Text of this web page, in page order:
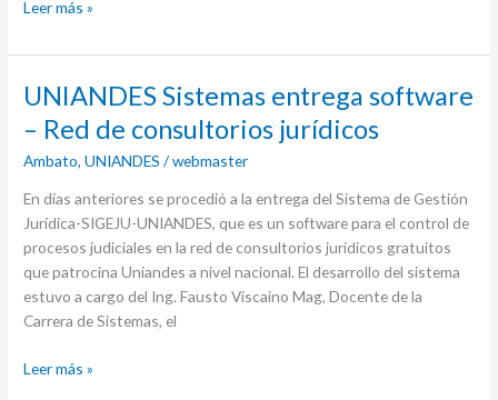
Leer más »
UNIANDES Sistemas entrega software
– Red de consultorios jurídicos
Ambato,UNIANDES /webmaster
En días anteriores se procedió a la entrega del Sistema de Gestión
Jurídica-SIGEJU-UNIANDES, que es un software para el control de
procesos judiciales en la red de consultorios jurídicos gratuitos
que patrocina Uniandes a nivel nacional. El desarrollo del sistema
estuvo a cargo del Ing. Fausto Viscaino Mag, Docente de la
Carrera de Sistemas, el
UNIANDES
entrega
software
consultorios
jurídicos
Leer más »